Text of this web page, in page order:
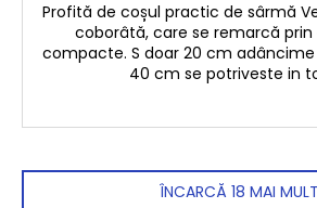
Profită de coșul practic de sârmă
coborâtă, care se remarcă prin
compacte. S doar 20 cm
40 cm se potriveste in
ÎNCARCĂ 18 MAI